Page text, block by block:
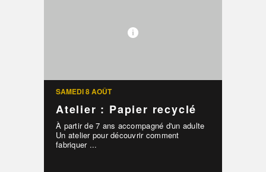
SAMEDI 8 AOÛT
Atelier : Papier recyclé
À partir de 7 ans accompagné d'un adulte
Un atelier pour découvrir comment
fabriquer ...